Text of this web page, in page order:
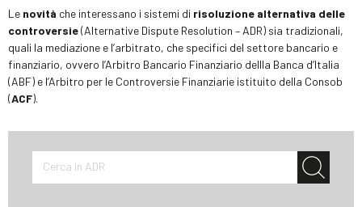
Le novità che interessano i sistemi di risoluzione alternativa delle
controversie(Alternative Dispute Resolution – ADR) sia tradizionali,
quali la mediazione e l’arbitrato, che specifici del settore bancario e
finanziario, ovvero l’Arbitro Bancario Finanziario dellla Banca d’Italia
(ABF) e l’Arbitro per le Controversie Finanziarie istituito della Consob
(ACF).
Cerca in ADR